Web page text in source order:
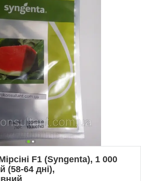
F1 (Syngenta), 1 000
(58-64 дні),